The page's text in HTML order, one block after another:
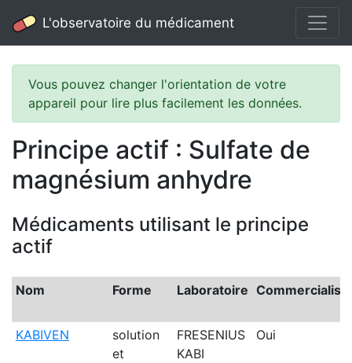
L'observatoire du médicament
Vous pouvez changer l'orientation de votre
appareil pour lire plus facilement les données.
Principe actif : Sulfate de
magnésium anhydre
Médicaments utilisant le principe
actif
Nom Forme Laboratoire Commercialisé
KABIVEN
solution
et
FRESENIUS
KABI
Oui